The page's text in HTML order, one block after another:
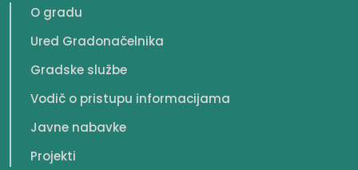
O gradu
Ured Gradonačelnika
Gradske službe
Vodič o pristupu informacijama
Javne nabavke
Projekti